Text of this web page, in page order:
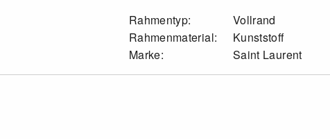
Rahmentyp:
Vollrand
Rahmenmaterial:
Kunststoff
Marke:
Saint Laurent